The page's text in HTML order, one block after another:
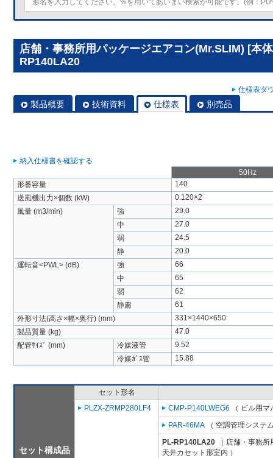
店舗・事務所用パッケージエアコン(Mr.SLIM) [本
RP140LA20
仕様表ダ
製品概要 技術資料 仕様表 別売品
納入仕様書を確認する
50Hz
形番容量
140
送風機出力×個数 (kW)
0.120×2
風量 (m3/min)
強
29.0
中
27.0
弱
24.5
静
20.0
運転音<PWL> (dB)
強
66
中
65
弱
62
静粛
61
外形寸法(高さ×幅×奥行) (mm)
331×1440×650
製品質量 (kg)
47.0
配管ｻｲｽﾞ (mm)
冷媒液管
9.52
冷媒ｶﾞｽ管
15.88
セット構成品
セット形名
PLZX-ZRMP280LF4
CMP-P140LWEG6 （ ビル用
PAR-46MA （ 空調管理システ
PL-RP140LA20 （ 店舗・事務
天井カセット形室内 ）